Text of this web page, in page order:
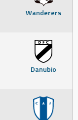
Wanderers
Danubio